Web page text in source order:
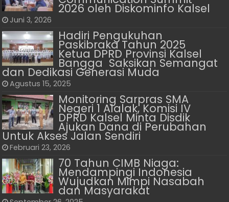
2026 oleh Diskominfo Kalsel
Juni 3, 2026
Hadiri Pengukuhan
Paskibraka Tahun 2025
Ketua DPRD Provinsi Kalsel
Bangga Saksikan Semangat
dan Dedikasi Generasi Muda
Agustus 15, 2025
Monitoring Sarpras SMA
Negeri 1 Alalak, Komisi IV
DPRD Kalsel Minta Disdik
Ajukan Dana di Perubahan
Untuk Akses Jalan Sendiri
Februari 23, 2026
70 Tahun CIMB Niaga:
Mendampingi Indonesia
Wujudkan Mimpi Nasabah
dan Masyarakat